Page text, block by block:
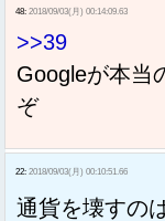
48: 2018/09/03(月) 00:14:09.63
>>39
Googleが本当
ぞ
22: 2018/09/03(月) 00:10:51.66
通貨を壊すの